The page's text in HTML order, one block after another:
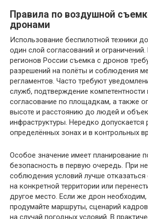
Правила по воздушной
дронами
Использование беспилотной техники
один слой согласований и
регионов России съемка с дронов
разрешений на полёты и соблюдения
регламентов. Часто требуют
служб, подтверждение компетентности
согласование по площадкам, а также
высоте и расстоянию до людей и
инфраструктуры. Нередко допускается
определённых зонах и в контрольных
Особое значение имеет планирование
безопасность в первую очередь. При
соблюдения условий лучше
на конкретной территории или
другое место. Если же дрон необходим,
продумайте маршруты, сценарий
на случай погодных условий. В